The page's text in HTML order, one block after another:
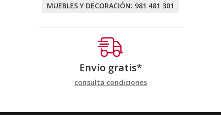
MUEBLES Y DECORACIÓN: 981 481 301
Envío gratis*
consulta condiciones